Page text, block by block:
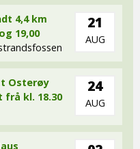
4,4 km
19,00
21
AUG
Osterøy
frå kl. 18.30
24
AUG